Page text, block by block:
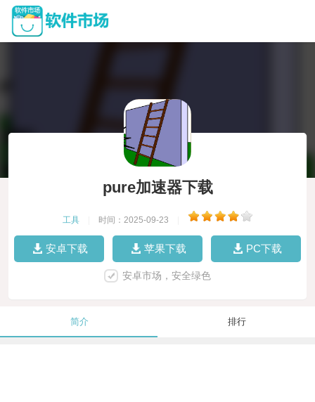
pure加速器下载
工具 时间：2025-09-23
安卓下载 苹果下载 PC下载
安卓市场，安全绿色
简介 排行